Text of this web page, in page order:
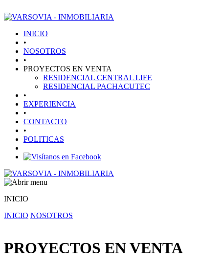
INICIO
•
NOSOTROS
•
PROYECTOS EN VENTA
RESIDENCIAL CENTRAL LIFE
RESIDENCIAL PACHACUTEC
•
EXPERIENCIA
•
CONTACTO
•
POLITICAS
INICIO
INICIO NOSOTROS
PROYECTOS EN VENTA